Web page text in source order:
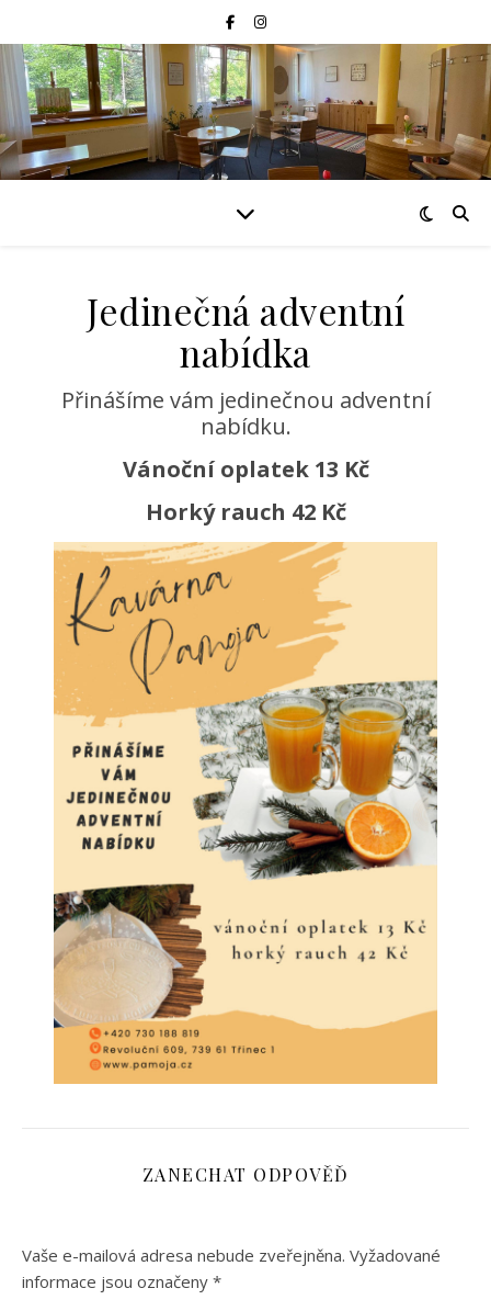
Jedinečná adventní
nabídka
Přinášíme vám jedinečnou adventní
nabídku.
Vánoční oplatek 13 Kč
Horký rauch 42 Kč
ZANECHAT ODPOVĚĎ
Vaše e-mailová adresa nebude zveřejněna. Vyžadované
informace jsou označeny *